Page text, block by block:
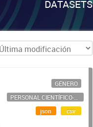
DATASETS
GÉNERO
PERSONAL CIENTÍFICO-TECNOLÓGICO
json
csv